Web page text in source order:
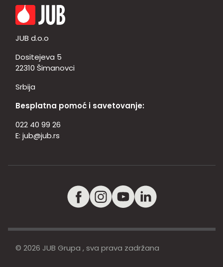
JUB d.o.o
Dositejeva 5
22310 Šimanovci
Srbija
Besplatna pomoć i savetovanje:
022 40 99 26
E: jub@jub.rs
© 2026 JUB Grupa , sva prava zadržana